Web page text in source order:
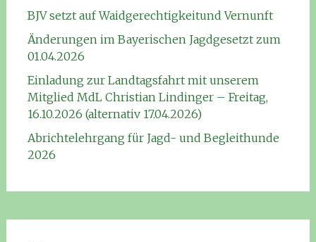
BJV setzt auf Waidgerechtigkeitund Vernunft
Änderungen im Bayerischen Jagdgesetzt zum
01.04.2026
Einladung zur Landtagsfahrt mit unserem
Mitglied MdL Christian Lindinger – Freitag,
16.10.2026 (alternativ 17.04.2026)
Abrichtelehrgang für Jagd- und Begleithunde
2026